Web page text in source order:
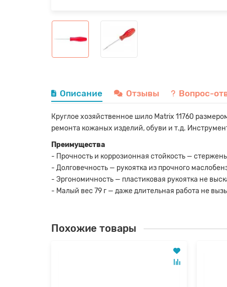
Описание Отзывы Вопрос-
Круглое хозяйственное шило Matrix 11760
ремонта кожаных изделий, обуви и т.д.
Преимущества
- Прочность и коррозионная стойкость —
- Долговечность — рукоятка из прочного
- Эргономичность — пластиковая рукоятка не
- Малый вес 79 г — даже длительная работа не
Похожие товары